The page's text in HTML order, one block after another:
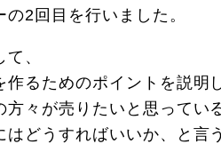
2回目を行いました。
、
作るためのポイントを説明
方々が売りたいと思ってい
はどうすればいいか、と言